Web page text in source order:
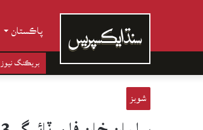
پاڪستان
بريڪنگ نيوز
شوبز